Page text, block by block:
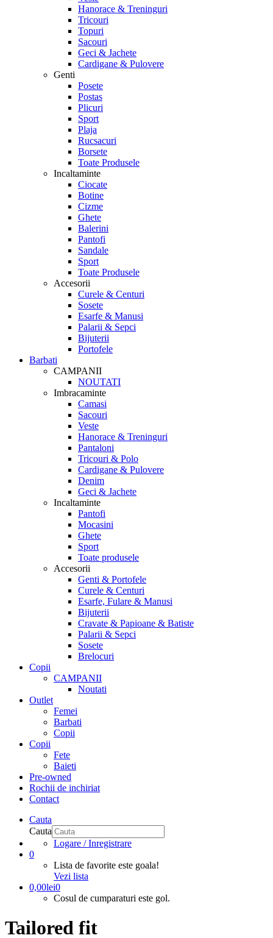
Hanorace & Treninguri
Tricouri
Topuri
Sacouri
Geci & Jachete
Cardigane & Pulovere
Genti
Posete
Postas
Plicuri
Sport
Plaja
Rucsacuri
Borsete
Toate Produsele
Incaltaminte
Ciocate
Botine
Cizme
Ghete
Balerini
Pantofi
Sandale
Sport
Toate Produsele
Accesorii
Curele & Centuri
Sosete
Esarfe & Manusi
Palarii & Sepci
Bijuterii
Portofele
Barbati
CAMPANII
NOUTATI
Imbracaminte
Camasi
Sacouri
Veste
Hanorace & Treninguri
Pantaloni
Tricouri & Polo
Cardigane & Pulovere
Denim
Geci & Jachete
Incaltaminte
Pantofi
Mocasini
Ghete
Sport
Toate produsele
Accesorii
Genti & Portofele
Curele & Centuri
Esarfe, Fulare & Manusi
Bijuterii
Cravate & Papioane & Batiste
Palarii & Sepci
Sosete
Brelocuri
Copii
CAMPANII
Noutati
Outlet
Femei
Barbati
Copii
Copii
Fete
Baieti
Pre-owned
Rochii de inchiriat
Contact
Cauta
Cauta
Logare / Inregistrare
0
Lista de favorite este goala!
Vezi lista
0,00lei0
Cosul de cumparaturi este gol.
Tailored fit